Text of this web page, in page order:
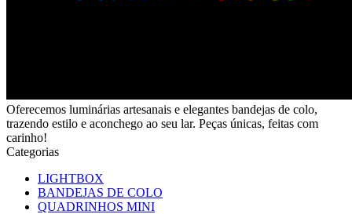
Oferecemos luminárias artesanais e elegantes bandejas de colo,
trazendo estilo e aconchego ao seu lar. Peças únicas, feitas com
carinho!
Categorias
LIGHTBOX
BANDEJAS DE COLO
QUADRINHOS MINI